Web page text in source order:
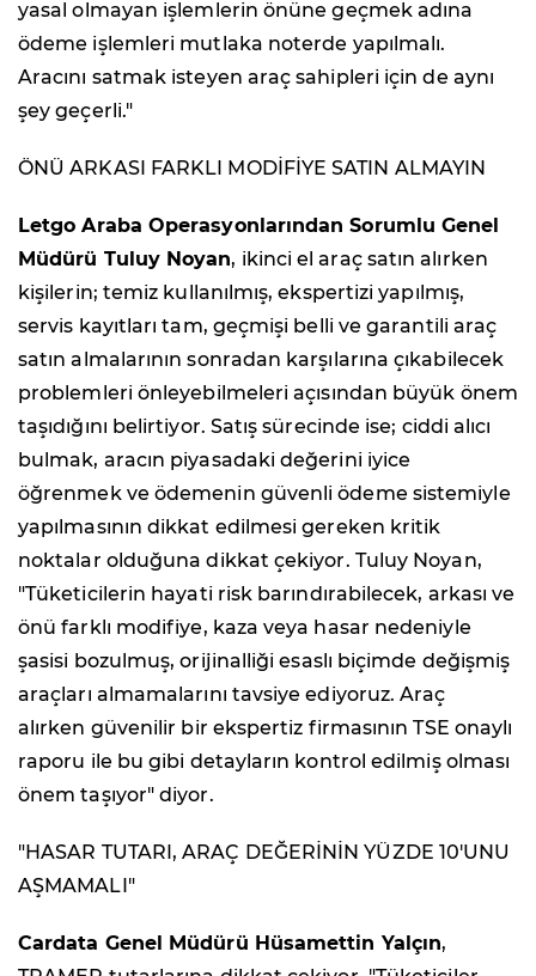
yasal olmayan işlemlerin önüne geçmek adına
ödeme işlemleri mutlaka noterde yapılmalı.
Aracını satmak isteyen araç sahipleri için de aynı
şey geçerli."
ÖNÜ ARKASI FARKLI MODİFİYE SATIN ALMAYIN
Letgo Araba Operasyonlarından Sorumlu Genel
Müdürü Tuluy Noyan, ikinci el araç satın alırken
kişilerin; temiz kullanılmış, ekspertizi yapılmış,
servis kayıtları tam, geçmişi belli ve garantili araç
satın almalarının sonradan karşılarına çıkabilecek
problemleri önleyebilmeleri açısından büyük önem
taşıdığını belirtiyor. Satış sürecinde ise; ciddi alıcı
bulmak, aracın piyasadaki değerini iyice
öğrenmek ve ödemenin güvenli ödeme sistemiyle
yapılmasının dikkat edilmesi gereken kritik
noktalar olduğuna dikkat çekiyor. Tuluy Noyan,
"Tüketicilerin hayati risk barındırabilecek, arkası ve
önü farklı modifiye, kaza veya hasar nedeniyle
şasisi bozulmuş, orijinalliği esaslı biçimde değişmiş
araçları almamalarını tavsiye ediyoruz. Araç
alırken güvenilir bir ekspertiz firmasının TSE onaylı
raporu ile bu gibi detayların kontrol edilmiş olması
önem taşıyor" diyor.
"HASAR TUTARI, ARAÇ DEĞERİNİN YÜZDE 10'UNU
AŞMAMALI"
Cardata Genel Müdürü Hüsamettin Yalçın,